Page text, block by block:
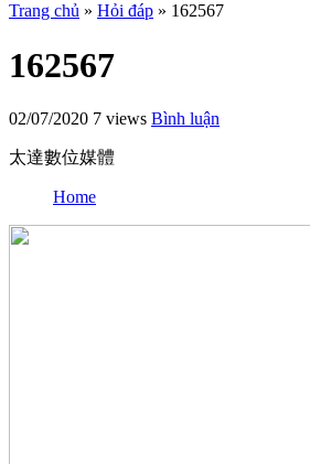
Trang chủ » Hỏi đáp » 162567
162567
02/07/2020 7 views Bình luận
太達數位媒體
Home